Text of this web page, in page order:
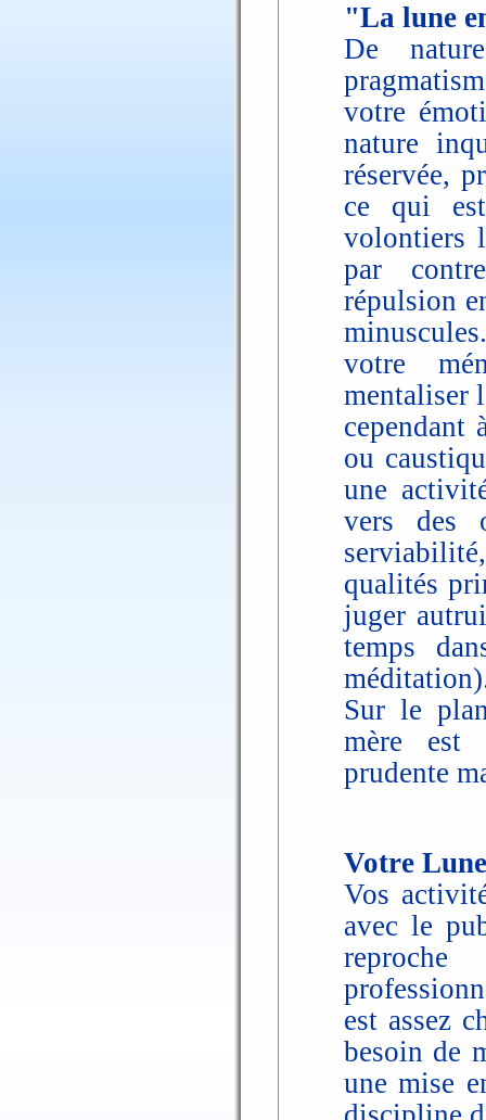
"La lune
De
votre
nature
réservée,
ce qui
volontiers
par
répulsion
votre
mentaliser
cependant
ou
une
vers des
qualités
juger
temps
Sur le
mère est
prudente
Votre
Vos
avec le
est assez
besoin de
une mise